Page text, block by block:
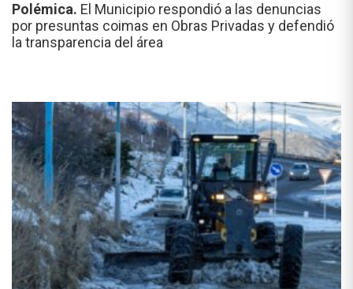
Polémica. El Municipio respondió a las denuncias
por presuntas coimas en Obras Privadas y defendió
la transparencia del área